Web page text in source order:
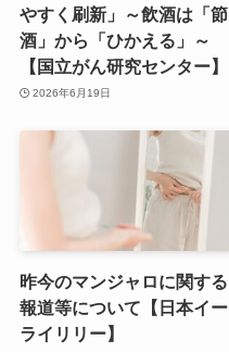
やすく刷新」～飲酒は「節
酒」から「ひかえる」～
【国立がん研究センター】
2026年6月19日
昨今のマンジャロに関する
報道等について【日本イー
ライリリー】